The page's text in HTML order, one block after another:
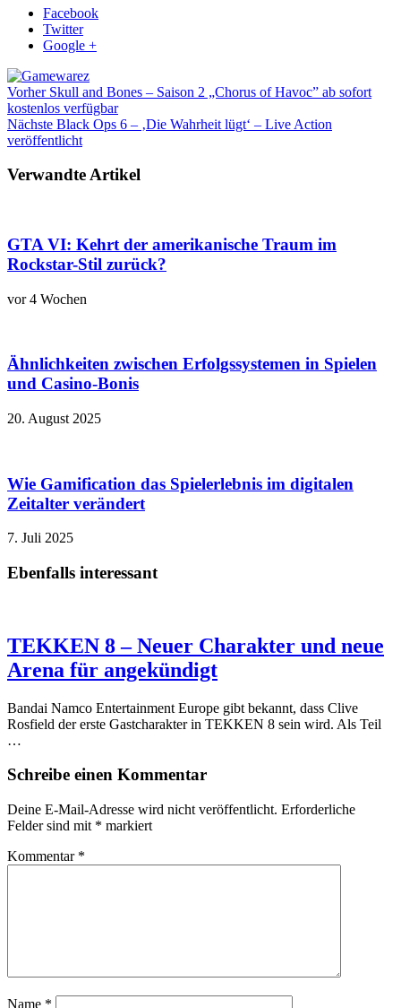
Facebook
Twitter
Google +
VorherSkull and Bones – Saison 2 „Chorus of Havoc” ab sofort
kostenlos verfügbar
Nächste Black Ops 6 – ‚Die Wahrheit lügt‘ – Live Action
veröffentlicht
Verwandte Artikel
GTA VI: Kehrt der amerikanische Traum im
Rockstar-Stil zurück?
vor 4 Wochen
Ähnlichkeiten zwischen Erfolgssystemen in Spielen
und Casino‑Bonis
20. August 2025
Wie Gamification das Spielerlebnis im digitalen
Zeitalter verändert
7. Juli 2025
Ebenfalls interessant
TEKKEN 8 – Neuer Charakter und neue
Arena für angekündigt
Bandai Namco Entertainment Europe gibt bekannt, dass Clive
Rosfield der erste Gastcharakter in TEKKEN 8 sein wird. Als Teil
…
Schreibe einen Kommentar
Deine E-Mail-Adresse wird nicht veröffentlicht. Erforderliche
Felder sind mit * markiert
Kommentar *
Name *